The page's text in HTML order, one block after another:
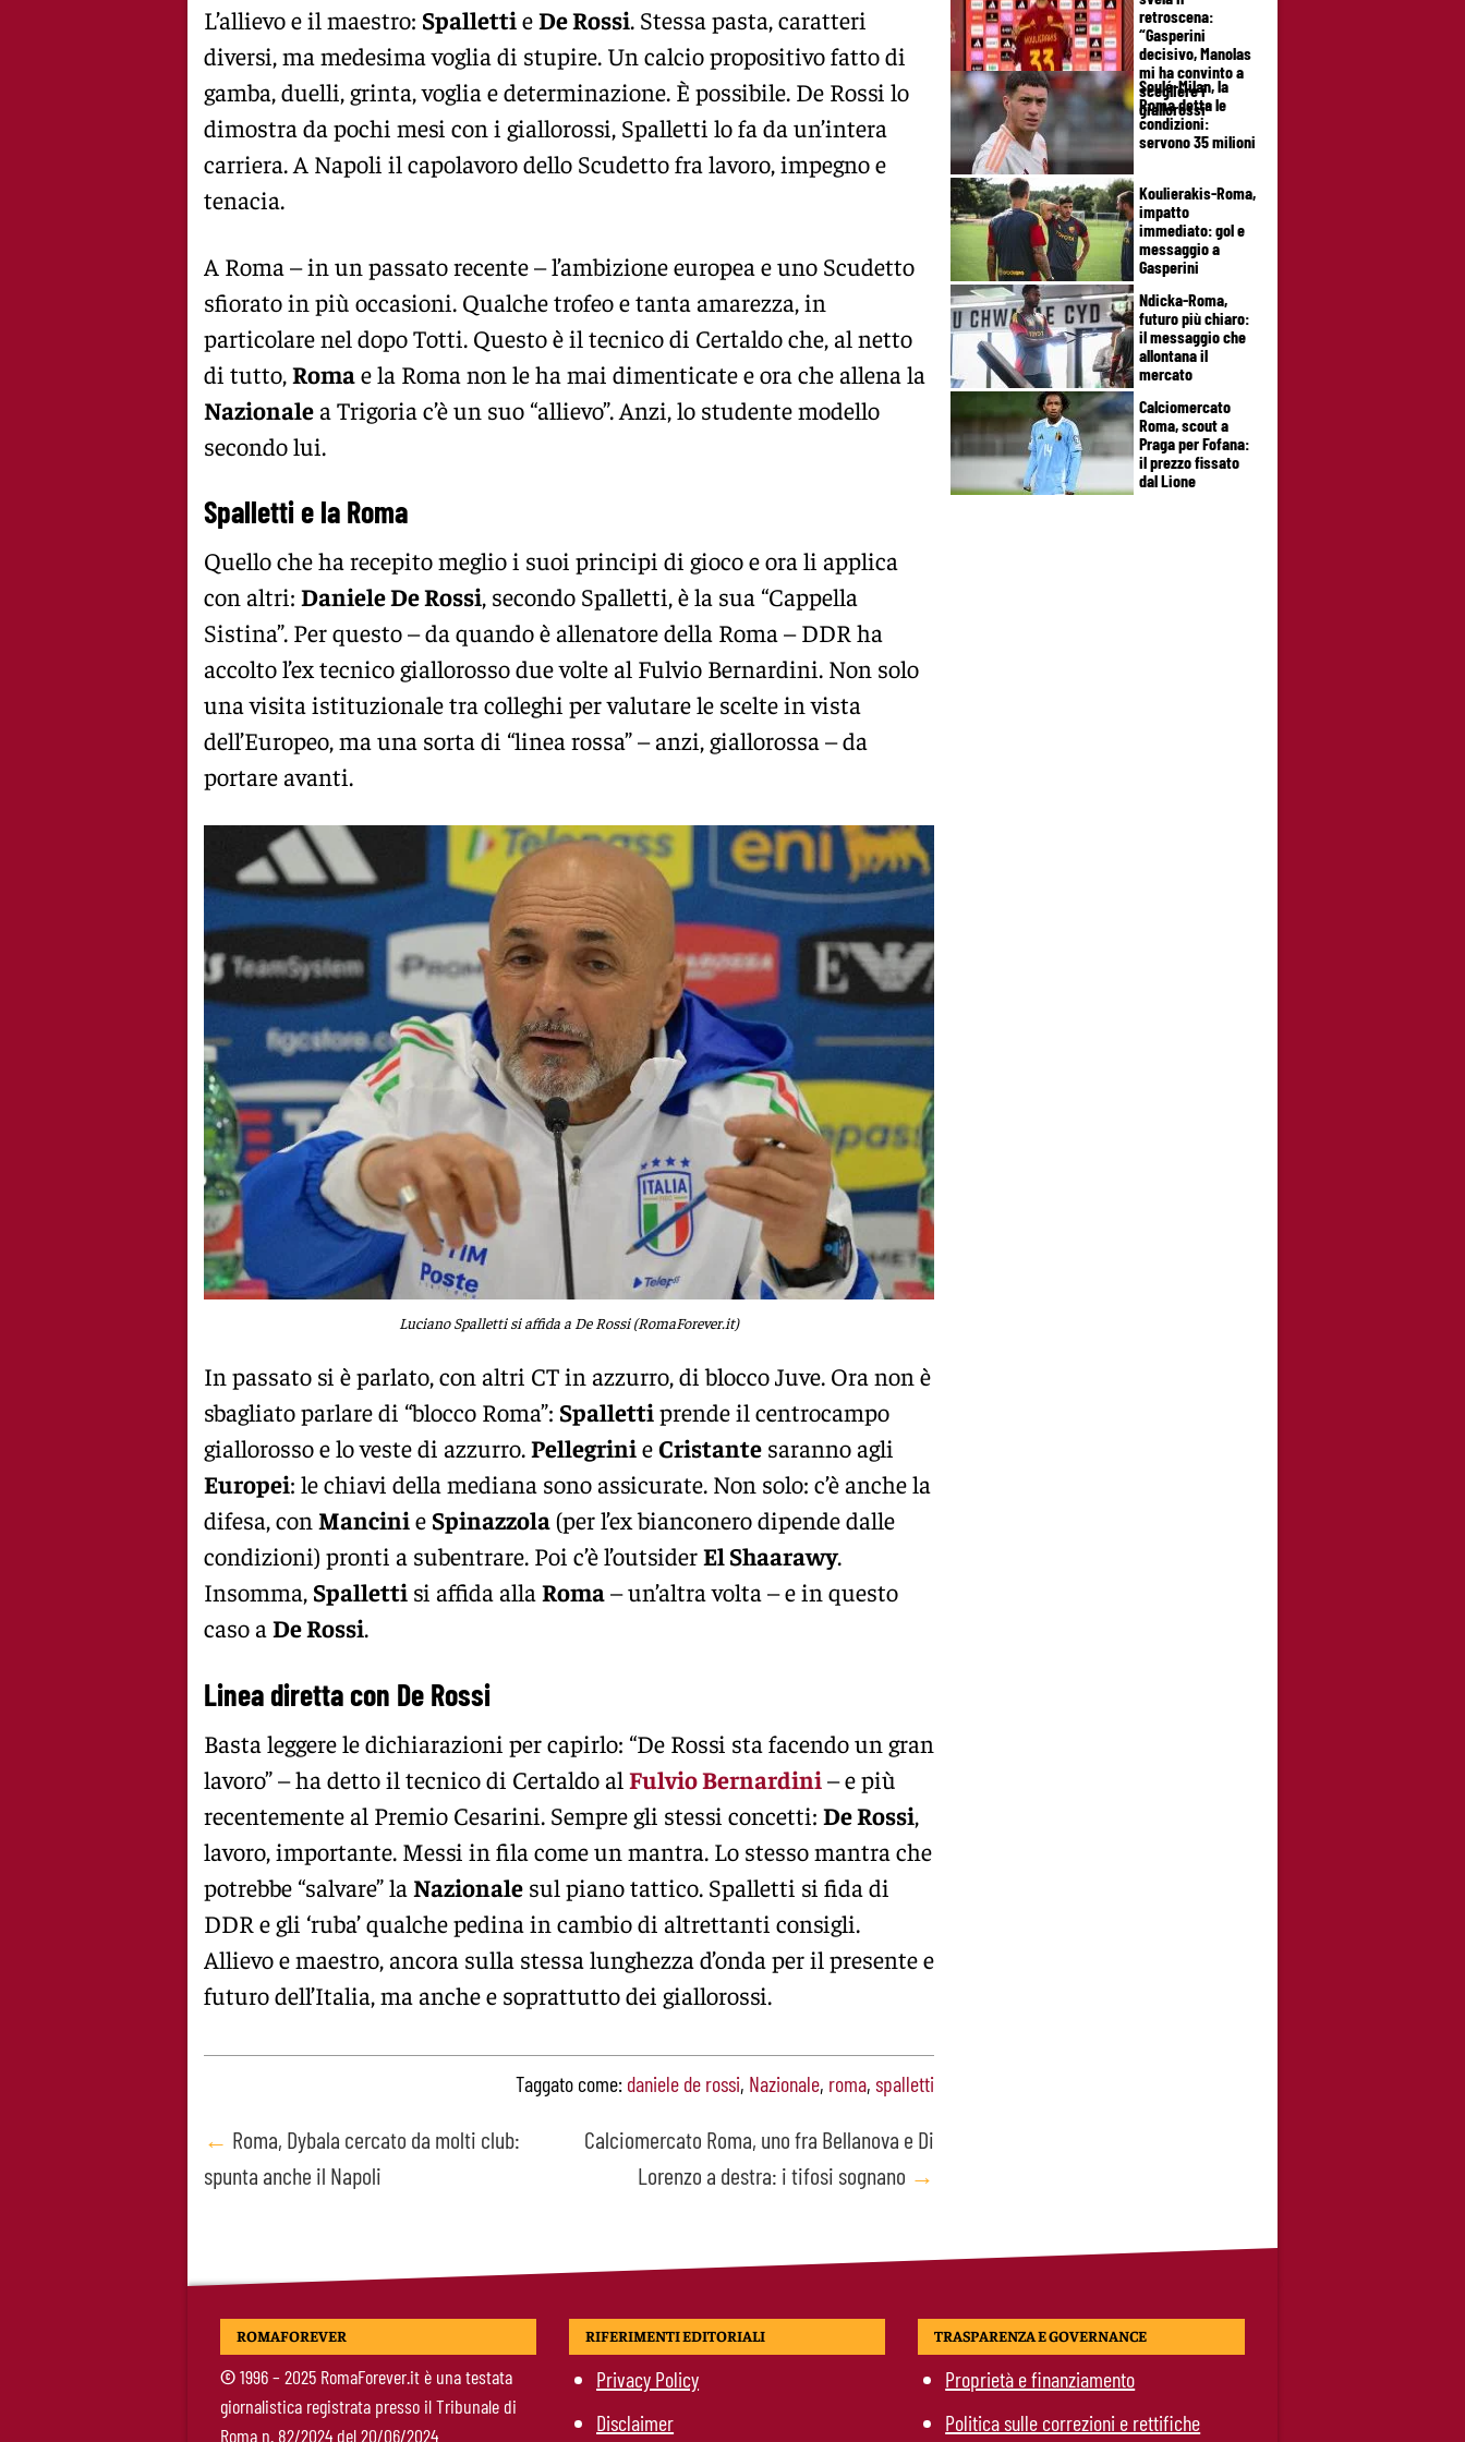
L’allievo e il maestro: SpallettieDe Rossi. Stessa pasta, caratteri
diversi, ma medesima voglia di stupire. Un calcio propositivo fatto di
gamba, duelli, grinta, voglia e determinazione. È possibile. De Rossi lo
dimostra da pochi mesi con i giallorossi, Spalletti lo fa da un’intera
carriera. A Napoli il capolavoro dello Scudetto fra lavoro, impegno e
tenacia.
A Roma – in un passato recente – l’ambizione europea e uno Scudetto
sfiorato in più occasioni. Qualche trofeo e tanta amarezza, in
particolare nel dopo Totti. Questo è il tecnico di Certaldo che, al netto
di tutto,Romae la Roma non le ha mai dimenticate e ora che allena la
Nazionalea Trigoria c’è un suo “allievo”. Anzi, lo studente modello
secondo lui.
Spalletti e la Roma
Quello che ha recepito meglio i suoi principi di gioco e ora li applica
con altri: Daniele De Rossi, secondo Spalletti, è la sua “Cappella
Sistina”. Per questo – da quando è allenatore della Roma – DDR ha
accolto l’ex tecnico giallorosso due volte al Fulvio Bernardini. Non solo
una visita istituzionale tra colleghi per valutare le scelte in vista
dell’Europeo, ma una sorta di “linea rossa” – anzi, giallorossa – da
portare avanti.
Luciano Spalletti si affida a De Rossi (RomaForever.it)
In passato si è parlato, con altri CT in azzurro, di blocco Juve. Ora non è
sbagliato parlare di “blocco Roma”: Spallettiprende il centrocampo
giallorosso e lo veste di azzurro.PellegrinieCristante saranno agli
Europei: le chiavi della mediana sono assicurate. Non solo: c’è anche la
difesa, con Mancinie Spinazzola(per l’ex bianconero dipende dalle
condizioni) pronti a subentrare. Poi c’è l’outsiderEl Shaarawy.
Insomma, Spalletti si affida alla Roma– un’altra volta – e in questo
caso a De Rossi.
Linea diretta con De Rossi
Basta leggere le dichiarazioni per capirlo: “De Rossi sta facendo un gran
lavoro” – ha detto il tecnico di Certaldo al Fulvio Bernardini – e più
recentemente al Premio Cesarini. Sempre gli stessi concetti: De Rossi,
lavoro, importante. Messi in fila come un mantra. Lo stesso mantra che
potrebbe “salvare” la Nazionale sul piano tattico. Spalletti si fida di
DDR e gli ‘ruba’ qualche pedina in cambio di altrettanti consigli.
Allievo e maestro, ancora sulla stessa lunghezza d’onda per il presente e
futuro dell’Italia, ma anche e soprattutto dei giallorossi.
Taggato come: daniele de rossi, Nazionale, roma, spalletti
Post
navigation
← Roma, Dybala cercato da molti club:
spunta anche il Napoli
Calciomercato Roma, uno fra Bellanova e Di
Lorenzo a destra: i tifosi sognano →
retroscena:
“Gasperini
decisivo, Manolas
mi ha convinto a
scegliere i
giallorossi”
Soulé-Milan, la
Roma detta le
condizioni:
servono 35 milioni
Koulierakis-Roma,
impatto
immediato: gol e
messaggio a
Gasperini
Ndicka-Roma,
futuro più chiaro:
il messaggio che
allontana il
mercato
Calciomercato
Roma, scout a
Praga per Fofana:
il prezzo fissato
dal Lione
ROMAFOREVER
©1996 – 2025 RomaForever.it è una testata
giornalistica registrata presso il Tribunale di
Roma n. 82/2024 del 20/06/2024
RIFERIMENTI EDITORIALI
Privacy Policy
Disclaimer
TRASPARENZA E GOVERNANCE
Proprietà e finanziamento
Politica sulle correzioni e rettifiche